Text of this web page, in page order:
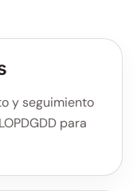
y seguimiento
para